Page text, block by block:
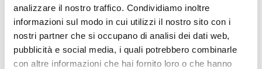
analizzare il nostro traffico. Condividiamo inoltre
informazioni sul modo in cui utilizzi il nostro sito con i
nostri partner che si occupano di analisi dei dati web,
pubblicità e social media, i quali potrebbero combinarle
con altre informazioni che hai fornito loro o che hanno
Modelli interfacciati su I-BUS